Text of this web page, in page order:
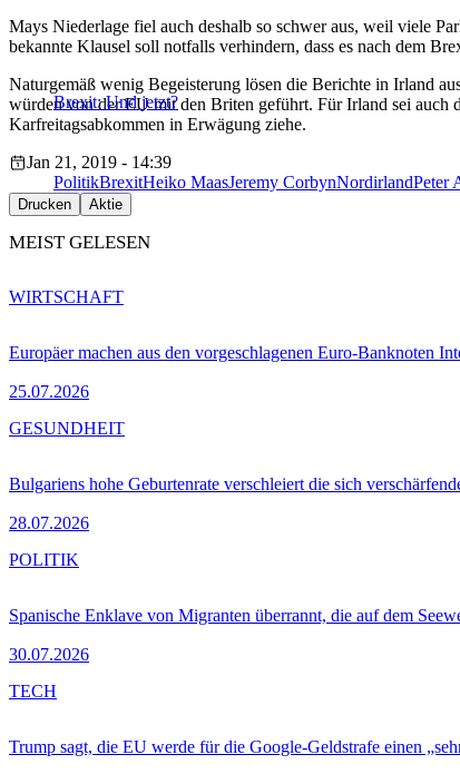
Mays Niederlage fiel auch deshalb so schwer aus, weil viele
bekannte Klausel soll notfalls verhindern, dass es nach dem
Brexit: Und jetzt?
Naturgemäß wenig Begeisterung lösen die Berichte in Irland
würden von der EU mit den Briten geführt. Für Irland sei auch
Karfreitagsabkommen in Erwägung ziehe.
Jan 21, 2019 - 14:39
PolitikBrexitHeiko MaasJeremy CorbynNordirlandPeter
Drucken Aktie
MEIST GELESEN
Europäer machen aus den vorgeschlagenen Euro-Banknoten
25.07.2026
WIRTSCHAFT
Bulgariens hohe Geburtenrate verschleiert die sich
28.07.2026
GESUNDHEIT
Spanische Enklave von Migranten überrannt, die auf dem
30.07.2026
POLITIK
Trump sagt, die EU werde für die Google-Geldstrafe einen
TECH